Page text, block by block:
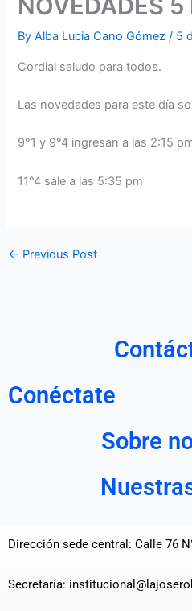
NOVEDADES 5
ByAlba Lucia Cano Gómez/ 5
Cordial saludo para todos.
Las novedades para este día
9°1 y 9°4 ingresan a las 2:15
11°4 sale a las 5:35 pm
← Previous Post
Conéctate
Sobre
Dirección sede central: Calle 76
Secretaría: